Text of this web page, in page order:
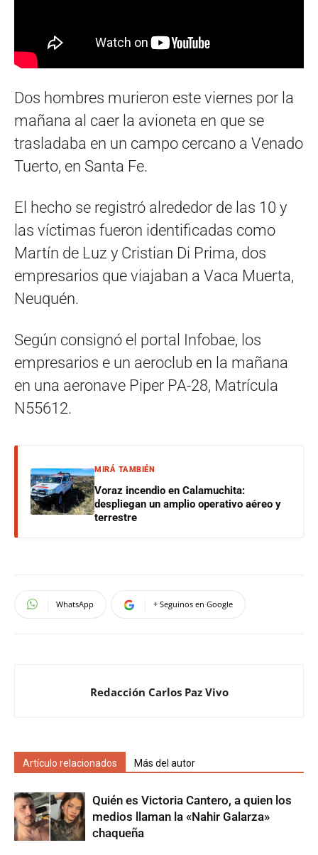
Dos hombres murieron este viernes por la
mañana al caer la avioneta en que se
trasladaba en un campo cercano a Venado
Tuerto, en Santa Fe.
El hecho se registró alrededor de las 10 y
las víctimas fueron identificadas como
Martín de Luz y Cristian Di Prima, dos
empresarios que viajaban a Vaca Muerta,
Neuquén.
Según consignó el portal Infobae, los
empresarios e un aeroclub en la mañana
en una aeronave Piper PA-28, Matrícula
N55612.
MIRÁ TAMBIÉN
Voraz incendio en Calamuchita:
despliegan un amplio operativo aéreo y
terrestre
WhatsApp + Seguinos en Google
Redacción Carlos Paz Vivo
Artículo relacionados Más del autor
Quién es Victoria Cantero, a quien los
medios llaman la «Nahir Galarza»
chaqueña